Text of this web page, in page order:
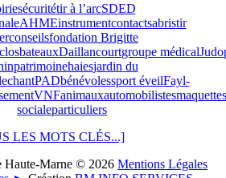
sécuritétir à l’arcSDED
AHMEinstrumentcontactsabristir
conseilsfondation Brigitte
bateauxDaillancourtgroupe médicalJudo
patrimoinehaiesjardin du
chantPADbénévolessport éveilFayl-
VNFanimauxautomobilistesmaquette
socialeparticuliers
LES MOTS CLÉS...]
Haute-Marne © 2026 Mentions Légales